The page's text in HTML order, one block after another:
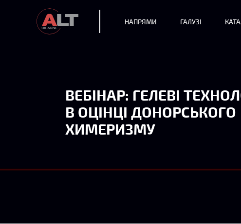
ВЕБІНАР: ГЕЛЕВІ
В ОЦІНЦІ ДОНОРСЬКОГО
ХИМЕРИЗМУ
НАПРЯМИ ГАЛУЗІ